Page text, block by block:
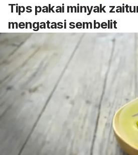
Tips pakai minyak
mengatasi sembelit